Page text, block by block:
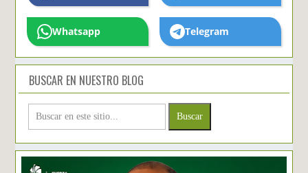
Whatsapp Telegram
BUSCAR EN NUESTRO BLOG